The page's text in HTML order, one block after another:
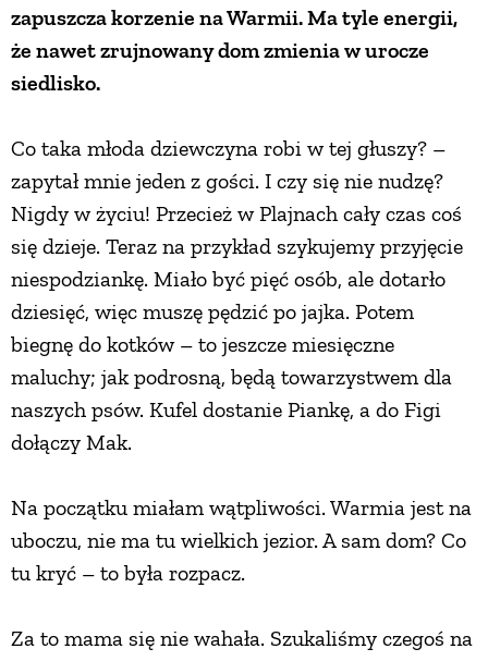
zapuszcza korzenie na Warmii. Ma tyle energii,
że nawet zrujnowany dom zmienia w urocze
siedlisko.
Co taka młoda dziewczyna robi w tej głuszy? –
zapytał mnie jeden z gości. I czy się nie nudzę?
Nigdy w życiu! Przecież w Plajnach cały czas coś
się dzieje. Teraz na przykład szykujemy przyjęcie
niespodziankę. Miało być pięć osób, ale dotarło
dziesięć, więc muszę pędzić po jajka. Potem
biegnę do kotków – to jeszcze miesięczne
maluchy; jak podrosną, będą towarzystwem dla
naszych psów. Kufel dostanie Piankę, a do Figi
dołączy Mak.
Na początku miałam wątpliwości. Warmia jest na
uboczu, nie ma tu wielkich jezior. A sam dom? Co
tu kryć – to była rozpacz.
Za to mama się nie wahała. Szukaliśmy czegoś na
ZRÓB TO SAM
ŚNIADANIA
PRZYSTAWKI
ZUPY
DANIA GŁÓWNE
DODATKI
PRZETWORY